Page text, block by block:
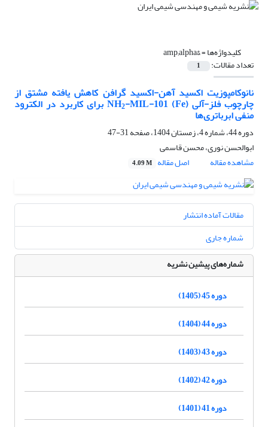
کلیدواژه‌ها =&amp;‌‌‌alpha
تعداد مقالات: 1
نانوکامپوزیت اکسید آهن-اکسید گرافن کاهش یافته مشتق از
چارچوب فلز-آلی NH 2 -MIL-101 (Fe) برای کاربرد در الکترود
منفی ابرباتری‌ها
دوره 44، شماره 4، زمستان 1404، صفحه
31-47
ابوالحسن نوری، محسن قاسمی
مشاهده مقاله
اصل مقاله 4.09 M
مقالات آماده انتشار
شماره جاری
شماره‌های پیشین نشریه
دوره 45 (1405)
دوره 44 (1404)
دوره 43 (1403)
دوره 42 (1402)
دوره 41 (1401)